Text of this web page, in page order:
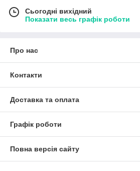
Сьогодні вихідний
Показати весь графік роботи
Про нас
Контакти
Доставка та оплата
Графік роботи
Повна версія сайту